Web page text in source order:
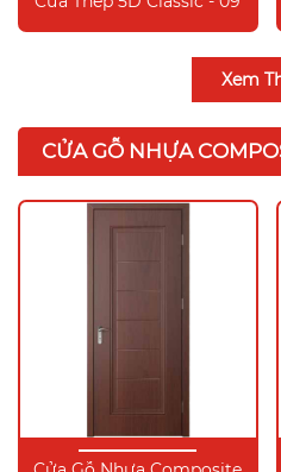
Xem
CỬA GỖ NHỰA